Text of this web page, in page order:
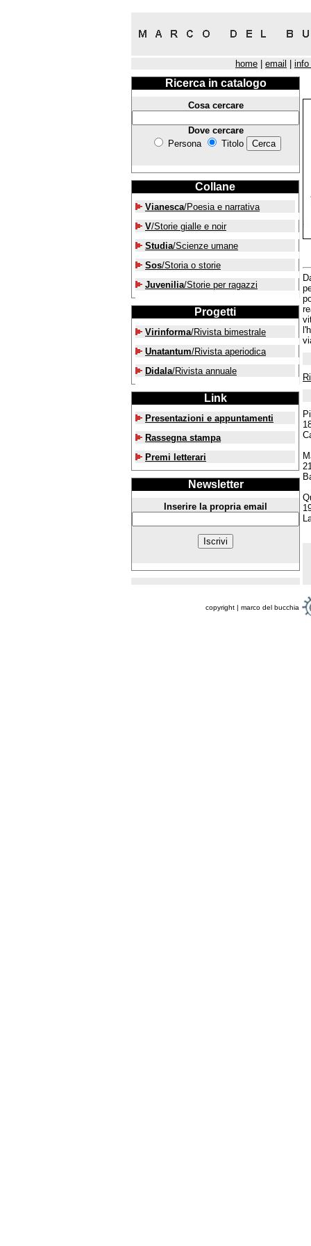
home email info
Ricerca in catalogo
Cosa cercare
Dove cercare
Persona
Titolo
Collane
Vianesca/Poesia e narrativa
V/Storie gialle e noir
Studia/Scienze umane
Sos/Storia o storie
Juvenilia/Storie per ragazzi
Progetti
Virinforma/Rivista bimestrale
Unatantum/Rivista aperiodica
Didala/Rivista annuale
Link
Presentazioni e appuntamenti
Rassegna stampa
Premi letterari
Newsletter
Inserire la propria email
copyright | marco del bucchia